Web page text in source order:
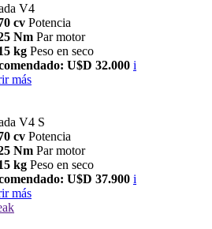
V4
cv Potencia
Nm Par motor
kg Peso en seco
U$D 32.000 i
más
V4 S
cv Potencia
Nm Par motor
kg Peso en seco
U$D 37.900 i
más